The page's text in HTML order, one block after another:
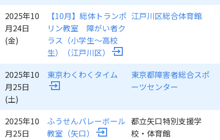
2025年10
月24日
(金)
【10月】総体トランポ
リン教室 障がい者ク
ラス（小学生～高校
生）（江戸川区）
江戸川区総合体育館
2025年10
月25日
(土)
東京わくわくタイム
東京都障害者総合スポ
ーツセンター
2025年10
月25日
ふうせんバレーボール
教室（矢口）
都立矢口特別支援学
校・体育館